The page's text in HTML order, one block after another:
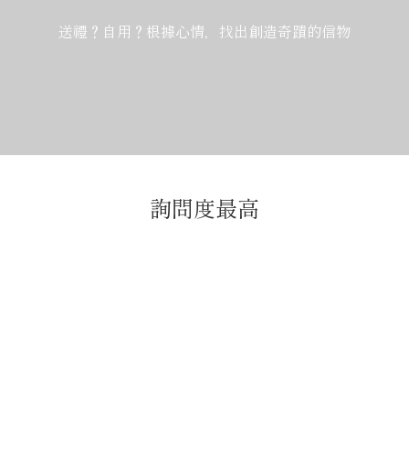
送禮？自用？根據心情，找出創造奇蹟的信物
詢問度最高